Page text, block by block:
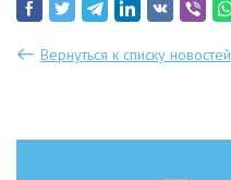
Вернуться к списку новостей